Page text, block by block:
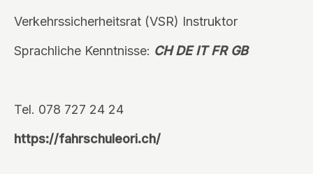
Verkehrssicherheitsrat (VSR) Instruktor
Sprachliche Kenntnisse: CH DE IT FR GB
Tel. 078 727 24 24
https://fahrschuleori.ch/